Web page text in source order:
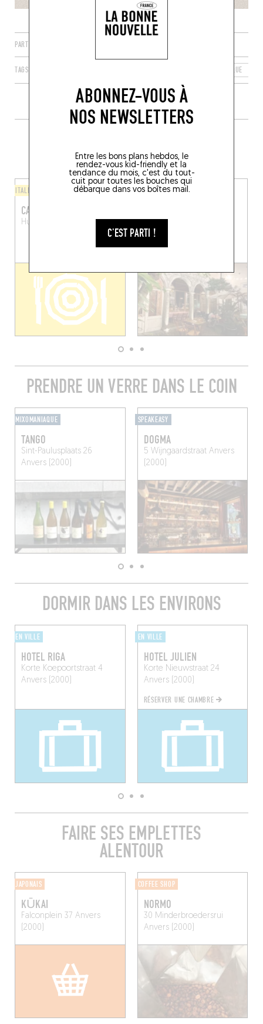
ABONNEZ-VOUS À
NOS NEWSLETTERS
Entre les bons plans hebdos, le
rendez-vous kid-friendly et la
tendance du mois, c'est du tout-
cuit pour toutes les bouches qui
débarque dans vos boîtes mail.
C'EST PARTI !
PARTAGER
TAGS BELGIQUE
PROXIMITÉ
ITALIEN
CANNOLO
Huikstraat 2 Anvers (2000)
BISTROT
Raapstraat 20
(2000)
PRENDRE UN VERRE DANS LE COIN
MIXOMANIAQUE
TANGO
Sint-Paulusplaats 26
Anvers (2000)
SPEAKEASY
DOGMA
5 WijngaardstraatAnvers
(2000)
DORMIR DANS LES ENVIRONS
EN VILLE
HOTEL RIGA
Korte Koepoortstraat 4
Anvers (2000)
EN VILLE
HOTEL JULIEN
Korte Nieuwstraat 24
Anvers (2000)
RÉSERVER UNE CHAMBRE
FAIRE SES EMPLETTES
ALENTOUR
JAPONAIS
KŪKAI
Falconplein 37 Anvers
(2000)
COFFEE SHOP
NORMO
30 Minderbroedersrui
Anvers (2000)